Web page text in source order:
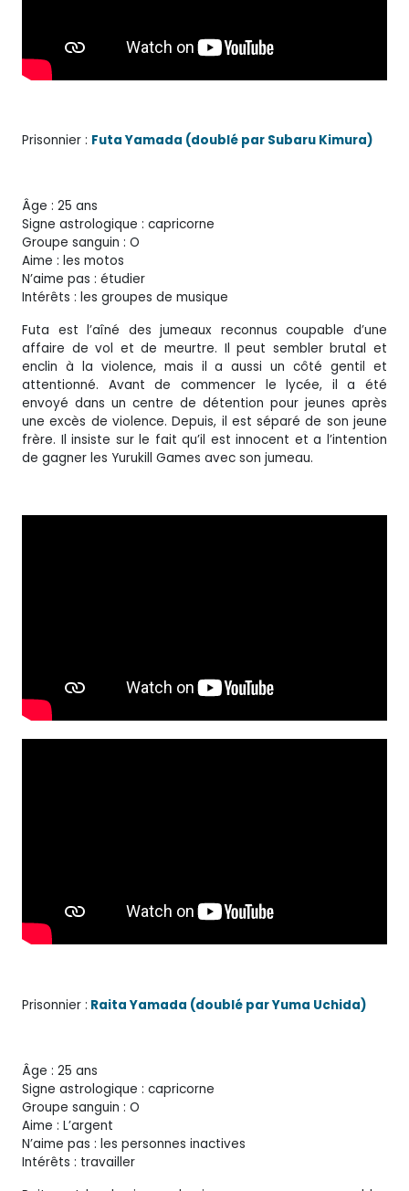
Prisonnier : Futa Yamada (doublé par Subaru Kimura)
Âge : 25 ans
Signe astrologique : capricorne
Groupe sanguin : O
Aime : les motos
N’aime pas : étudier
Intérêts : les groupes de musique
Futa est l’aîné des jumeaux reconnus coupable d’une
affaire de vol et de meurtre. Il peut sembler brutal et
enclin à la violence, mais il a aussi un côté gentil et
attentionné. Avant de commencer le lycée, il a été
envoyé dans un centre de détention pour jeunes après
une excès de violence. Depuis, il est séparé de son jeune
frère. Il insiste sur le fait qu’il est innocent et a l’intention
de gagner les Yurukill Games avec son jumeau.
Prisonnier : Raita Yamada (doublé par Yuma Uchida)
Âge : 25 ans
Signe astrologique : capricorne
Groupe sanguin : O
Aime : L’argent
N’aime pas : les personnes inactives
Intérêts : travailler